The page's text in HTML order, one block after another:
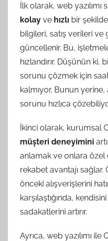
İlk olarak, web
kolay ve hızlı bir
bilgileri, satış verileri
güncellenir. Bu,
hızlandırır. Düşünün
sorunu çözmek için
kalmıyor. Bunun
sorunu hızlıca
İkinci olarak, kurumsal
müşteri deneyimini
anlamak ve onlara
rekabet avantajı
önceki alışverişlerini
karşılaştığında,
sadakatlerini artırır.
Ayrıca, web yazılımı